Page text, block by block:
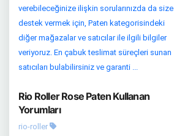
verebileceğinize ilişkin sorularınızda da size
destek vermek için, Paten kategorisindeki
diğer mağazalar ve satıcılar ile ilgili bilgiler
veriyoruz. En çabuk teslimat süreçleri sunan
satıcıları bulabilirsiniz ve garanti ...
Rio Roller Rose Paten Kullanan
Yorumları
rio-roller